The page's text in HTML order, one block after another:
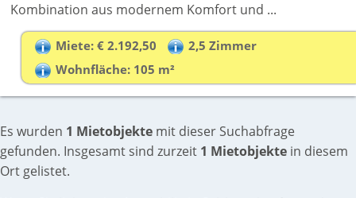
Kombination aus modernem Komfort und ...
Miete: € 2.192,50
2,5 Zimmer
Wohnfläche: 105 m²
Es wurden 1 Mietobjekte mit dieser Suchabfrage
gefunden. Insgesamt sind zurzeit 1 Mietobjekte in diesem
Ort gelistet.